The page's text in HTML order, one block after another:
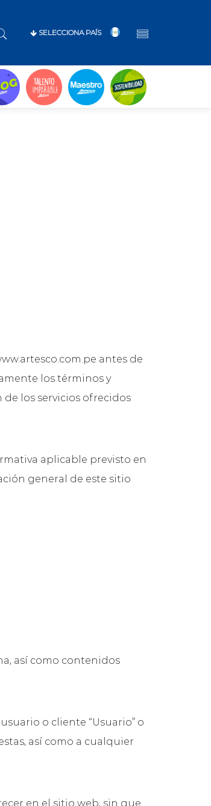
SELECCIONA PAÍS
antes de
los términos y
los servicios ofrecidos
aplicable previsto en
general de este sitio
así como contenidos
o cliente “Usuario” o
así como a cualquier
en el sitio web, sin que